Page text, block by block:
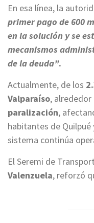
En esa línea, la
primer pago de 600
en la solución y se
mecanismos
de la deuda”.
Actualmente, de los
Valparaíso, alrededor
paralización,
habitantes de Quilpué
sistema continúa
El Seremi de
Valenzuela, reforzó